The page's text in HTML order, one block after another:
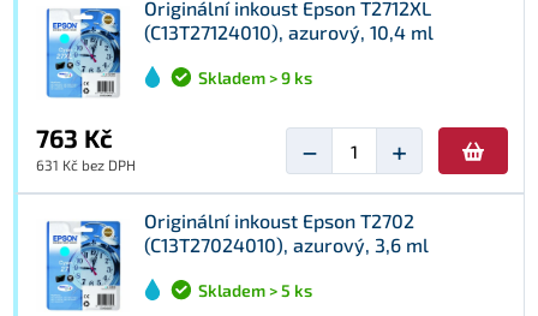
Originální inkoust Epson T2712XL
(C13T27124010), azurový, 10,4 ml
Skladem > 9 ks
763 Kč
631 Kč bez DPH − +
Originální inkoust Epson T2702
(C13T27024010), azurový, 3,6 ml
Skladem > 5 ks